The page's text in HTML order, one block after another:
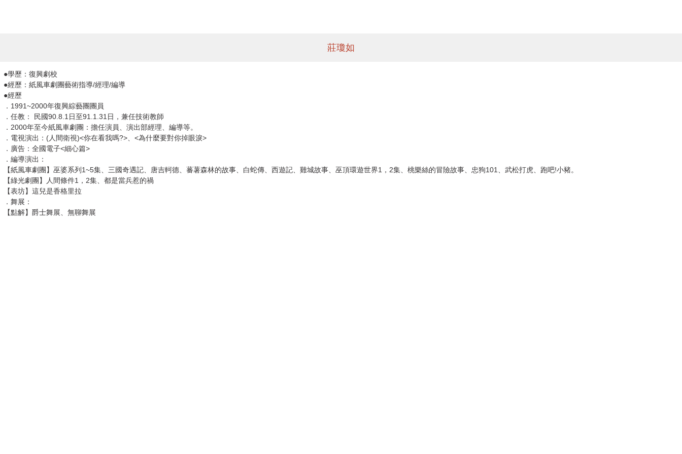
莊瓊如
●學歷：復興劇校
●經歷：紙風車劇團藝術指導/經理/編導
●經歷
．1991~2000年復興綜藝團團員
．任教： 民國90.8.1日至91.1.31日，兼任技術教師
．2000年至今紙風車劇團：擔任演員、演出部經理、編導等。
．電視演出：(人間衛視)<你在看我嗎?>、<為什麼要對你掉眼淚>
．廣告：全國電子<細心篇>
．編導演出：
【紙風車劇團】巫婆系列1~5集、三國奇遇記、唐吉軻德、蕃薯森林的故事、白蛇傳、西遊記、雞城故事、巫頂環遊世界1，2集、桃樂絲的冒險故事、忠狗101、武松打虎、跑吧!小豬。
【綠光劇團】人間條件1，2集、都是當兵惹的禍
【表坊】這兒是香格里拉
．舞展：
【點解】爵士舞展、無聊舞展